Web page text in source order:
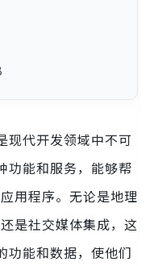
现代开发领域中不可
功能和服务，能够帮
用程序。无论是地理
是社交媒体集成，这
功能和数据，使他们